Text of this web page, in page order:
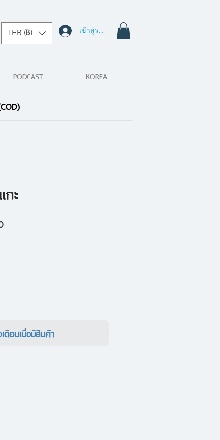
THB (฿) เข้าสู่ระบบ
PODCAST KOREA
กะ
ราคา
ตือนเมื่อมีสินค้า
การฝึกฝนตนเองให้เป็นสุนัข